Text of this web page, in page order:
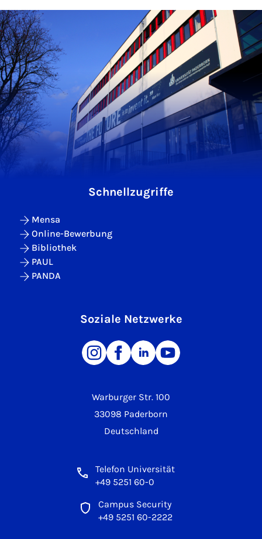
Warburger Str. 100
33098 Paderborn
Deutschland
Telefon Universität
+49 5251 60-0
Campus Security
+49 5251 60-2222
Schnellzugriffe
Mensa
Online-Bewerbung
Bibliothek
PAUL
PANDA
Soziale Netzwerke